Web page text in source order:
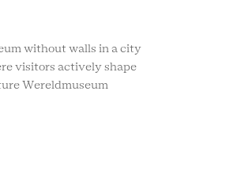
without walls in a city
visitors actively shape
Wereldmuseum